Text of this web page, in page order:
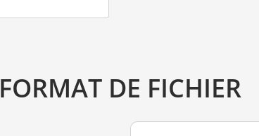
FORMAT DE FICHIER